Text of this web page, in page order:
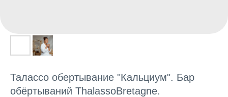
Талассо обертывание "Кальциум". Бар
обёртываний ThalassoBretagne.